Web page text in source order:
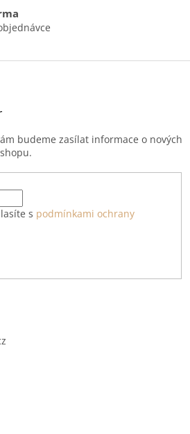
ý
i
budeme zasílat informace o nových
s podmínkami ochrany